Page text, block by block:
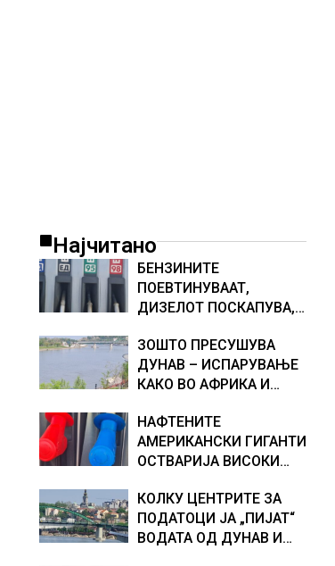
Најчитано
БЕНЗИНИТЕ
ПОЕВТИНУВААТ,
ДИЗЕЛОТ ПОСКАПУВА,
ГОРИВАТА
ЗОШТО ПРЕСУШУВА
ДУНАВ – ИСПАРУВАЊЕ
КАКО ВО АФРИКА И
ВОДА, објаснување на
хидрогеолог од Србија
НАФТЕНИТЕ
АМЕРИКАНСКИ ГИГАНТИ
ОСТВАРИЈА ВИСОКИ
ОД НИВ ДА ГИ НАМАЛАТ
ЦЕНИТЕ НА ГОРИВАТА
КОЛКУ ЦЕНТРИТЕ ЗА
ПОДАТОЦИ ЈА „ПИЈАТ“
ВОДАТА ОД ДУНАВ И